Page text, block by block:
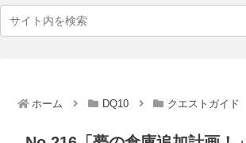
ホーム DQ10 クエストガイド